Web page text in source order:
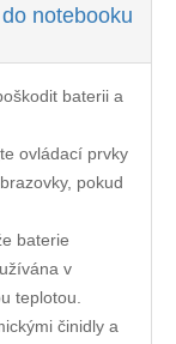
notebooku
baterii a
ovládací prvky
pokud
baterie
v
teplotou.
činidly a